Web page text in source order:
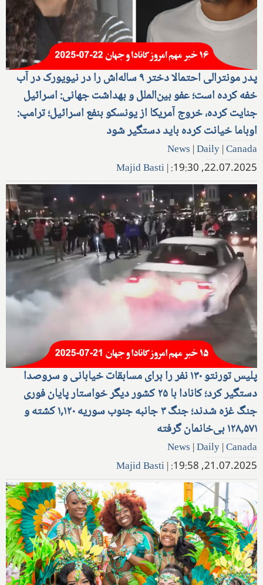
پدر مونترالی احتمالا دختر ۹ ‌ساله‌اش را در نیویورک در آب
خفه کرده است؛ عفو بین‌الملل و بهداشت جهانی: اسرائیل
جنایت کرده، خروج آمریکا از یونسکو بنفع اسرائیل؛ ترامپ:
اوباما خیانت کرده باید دستگیر شود
News |Daily|Canada
22.07.2025, 19:30:
|
Majid Basti
پلیس تورنتو ۱۳۰ نفر را برای مسابقات خیابانی و سروصدا
دستگیر کرد؛ کانادا با ۲۵ کشور دیگر خواستار پایان فوری
جنگ غزه شدند؛ جنگ ۳ جانبه جنوب سوریه ۱,۱۲۰ کشته و
۱۲۸,۵۷۱ بی‌خانمان گرفته
News |Daily|Canada
21.07.2025, 19:58:
|
Majid Basti